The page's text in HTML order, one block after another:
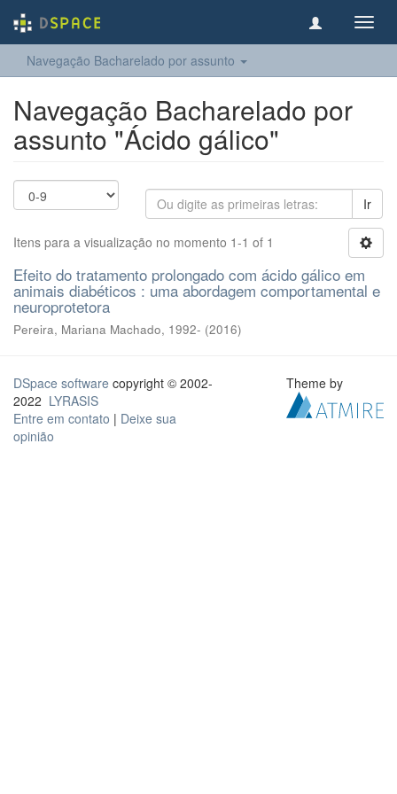
Navegação Bacharelado por assunto
Navegação Bacharelado por
assunto "Ácido gálico"
Ir
Itens para a visualização no momento 1-1 of 1
Efeito do tratamento prolongado com ácido gálico em
animais diabéticos : uma abordagem comportamental e
neuroprotetora
Pereira, Mariana Machado, 1992- (2016)
DSpace software copyright © 2002-
2022 LYRASIS
Entre em contato | Deixe sua
opinião
Theme by